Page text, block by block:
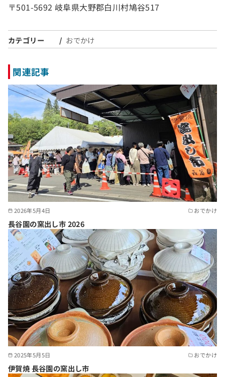
〒501-5692 岐阜県大野郡白川村鳩谷517
カテゴリー おでかけ
関連記事
2026年5月4日 おでかけ
長谷園の窯出し市 2026
2025年5月5日 おでかけ
伊賀焼 長谷園の窯出し市